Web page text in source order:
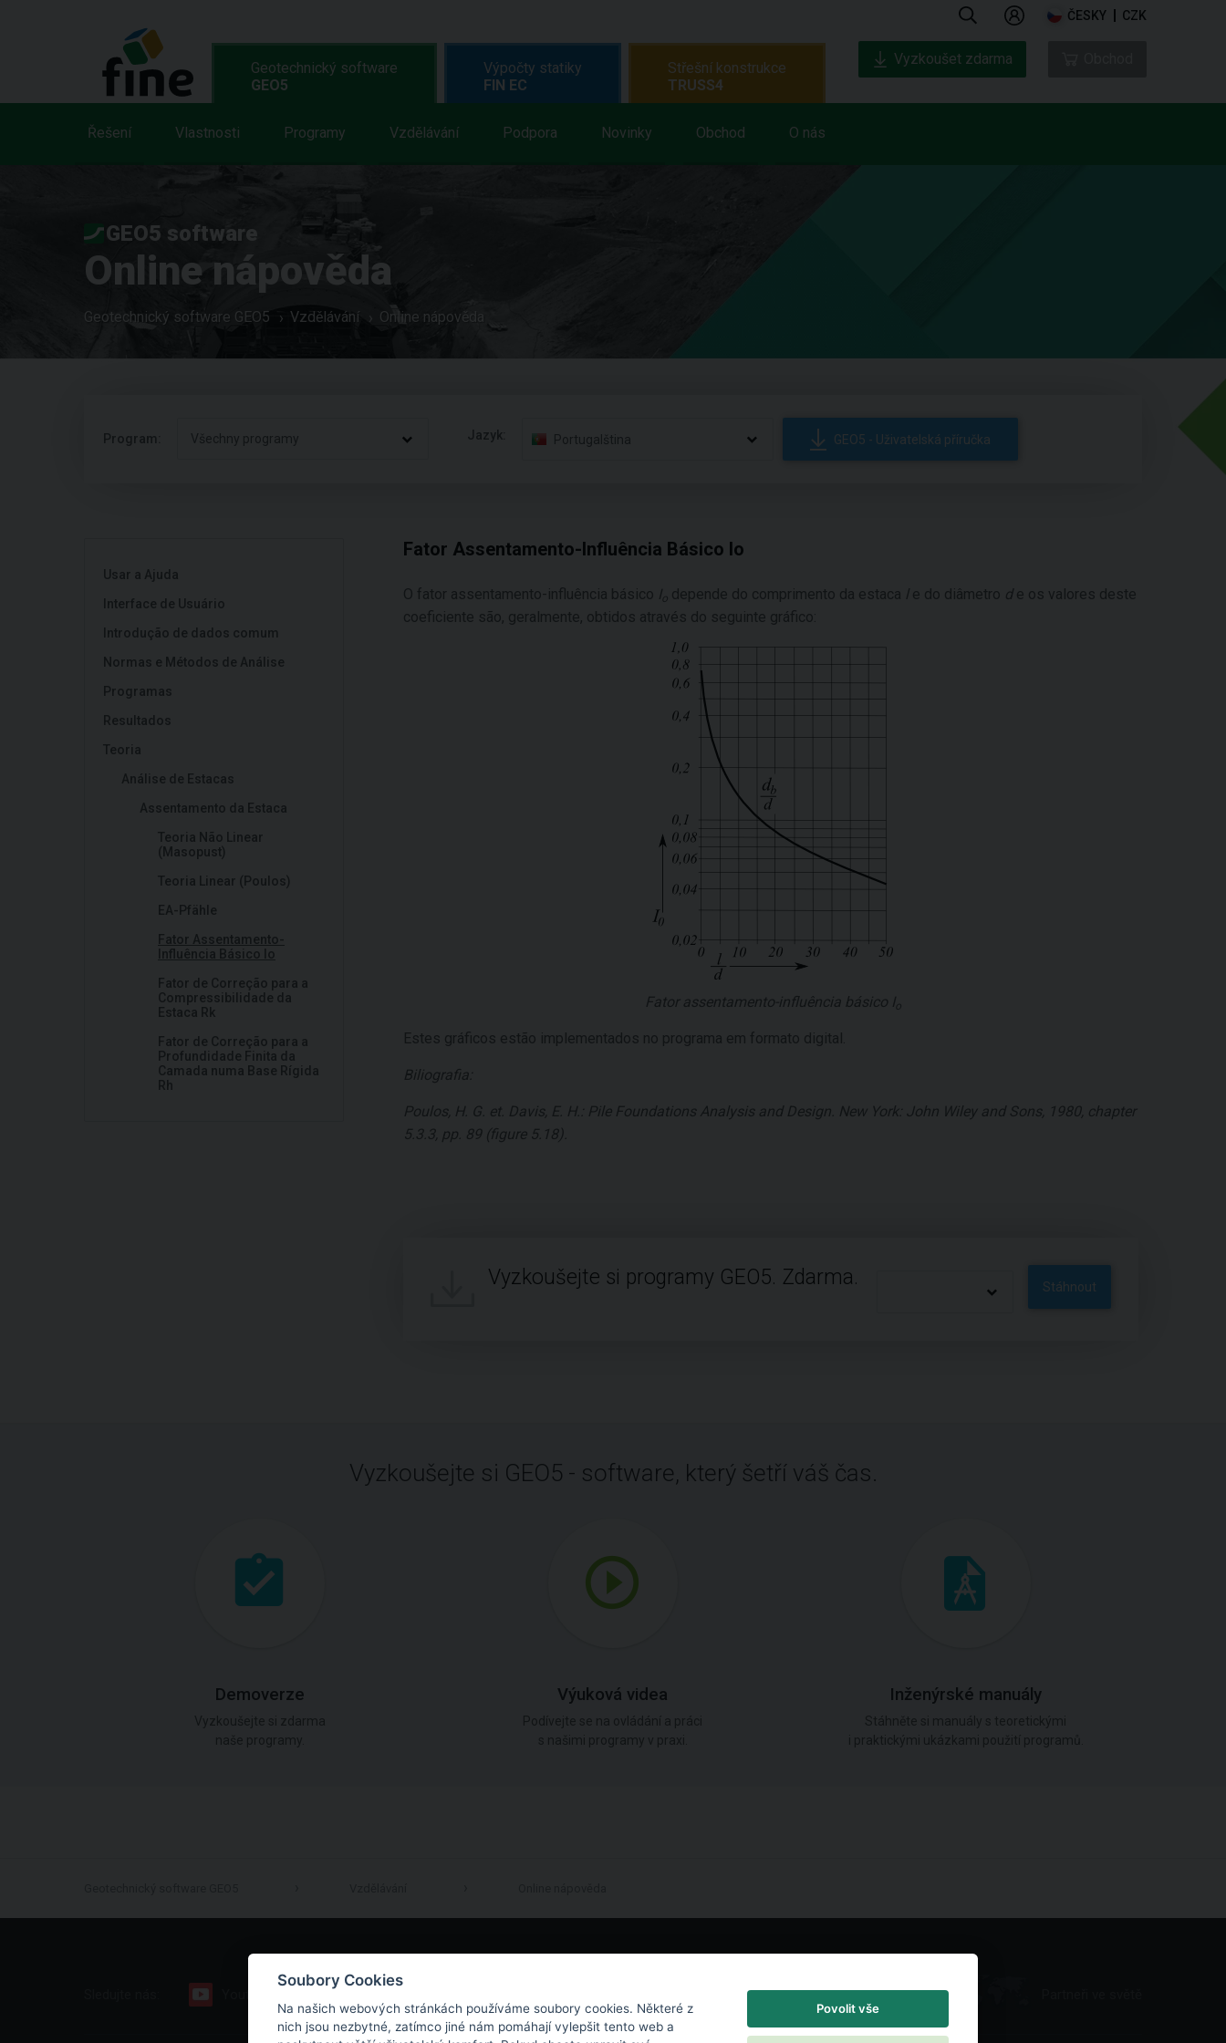
ČESKY CZK
Geotechnický software
GEO5
Řešení Vlastnosti Programy Vzdělávání Podpora Novinky Obchod O nás
Výpočty statiky
FIN EC
Střešní konstrukce
TRUSS4
Vyzkoušet zdarma
GEO5 software
Online nápověda
Geotechnický software GEO5 Vzdělávání Online nápověda
Program: Všechny programy Jazyk: Portugalština GEO5 - Uživatelská příručka
Usar a Ajuda
Interface de Usuário
Introdução de dados comum
Normas e Métodos de Análise
Programas
Resultados
Teoria
Análise de Estacas
Assentamento da Estaca
Teoria Não Linear
(Masopust)
Teoria Linear (Poulos)
EA-Pfähle
Fator Assentamento-
Influência Básico Io
Fator de Correção para a
Compressibilidade da
Estaca Rk
Fator de Correção para a
Profundidade Finita da
Camada numa Base Rígida
Rh
Fator Assentamento-Influência Básico Io
O fator assentamento-influência básico I o depende do comprimento da estaca le do diâmetro de os valores deste
coeficiente são, geralmente, obtidos através do seguinte gráfico:
Fator assentamento-influência básico Io
Estes gráficos estão implementados no programa em formato digital.
Biliografia:
Poulos, H. G. et. Davis, E. H.: Pile Foundations Analysis and Design. New York: John Wiley and Sons, 1980, chapter
5.3.3, pp. 89 (figure 5.18).
Vyzkoušejte si programy GEO5. Zdarma. Stáhnout
Vyzkoušejte si GEO5 - software, který šetří váš čas.
Demoverze Výuková videa Inženýrské manuály
Soubory Cookies
Na našich webových stránkách používáme soubory cookies. Některé z
nich jsou nezbytné, zatímco jiné nám pomáhají vylepšit tento web a
Povolit vše